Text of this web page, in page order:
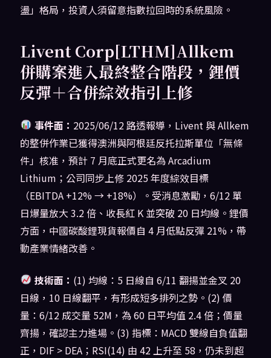
盪」格局，投資人須留意指數拉回時的系統風險。
Livent Corp[LTHM]Allkem
併購案進入最終整合階段，鋰價
反彈＋合併綜效指引上修
事件面： 2025/06/12 路透報導，Livent 與 Allkem
的整併作業已獲得澳洲與阿根廷反托拉斯單位「無條
件」核准，預計 7 月底正式更名為 Arcadium
Lithium；公司同步上修 2025 年度綜效目標
（EBITDA +12% → +18%）。受消息激勵，6/12 單
日爆量放大 3.2 倍、收長紅 K 並突破 20 日均線。鋰價
方面，中國碳酸鋰現貨報價自 4 月低點反彈 21%，帶
動產業情緒改善。
技術面： (1) 均線：5 日線自 6/11 翻揚並金叉 20
日線，10 日線翻平，有形成短多排列之勢。(2) 價
量：6/12 成交量 52M，為 60 日平均值 2.4 倍；價量
齊揚，確認主力進場。(3) 指標：MACD 雙線自負值翻
正，DIF > DEA；RSI(14) 由 42 上升至 58，仍未到超